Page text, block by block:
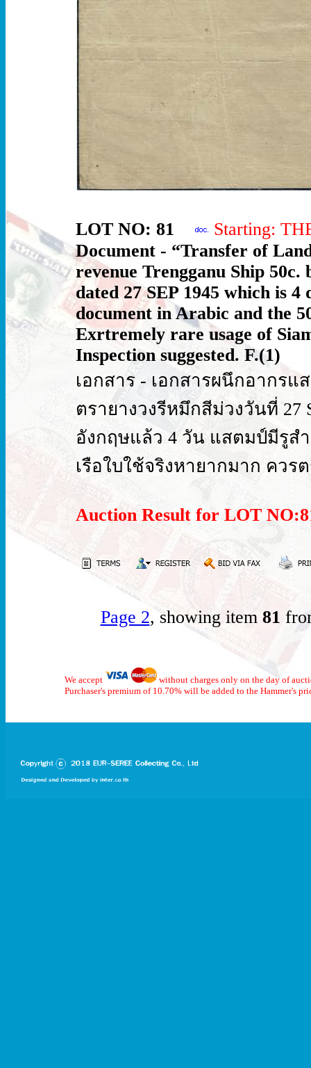
LOT NO: 81
Starting:
Document - “Transfer of
revenue Trengganu Ship
dated 27 SEP 1945 which is
document in Arabic and the
Exrtremely rare usage of
Inspection suggested. F.(1)
เอกสาร - เอกสารผนึกอากรแ
ตรายางวงรีหมึกสีม่วงวันที่ 27
อังกฤษแล้ว 4 วัน แสตมป์มีรูส
เรือใบใช้จริงหายากมาก ควร
Auction Result for LOT
Page 2, showing item 81
We accept
without charges only on the day of
Purchaser's premium of 10.70% will be added to the Hammer's